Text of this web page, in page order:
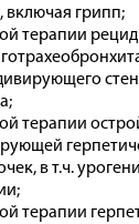
грипп;
терапии
терапии
в т.ч.
терапии